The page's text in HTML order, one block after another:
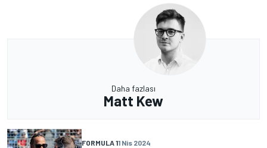
Daha fazlası
Matt Kew
FORMULA 11 Nis 2024